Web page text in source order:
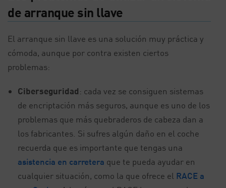
de arranque sin llave
El arranque sin llave es una solución muy práctica y
cómoda, aunque por contra existen ciertos
problemas:
Ciberseguridad: cada vez se consiguen sistemas
de encriptación más seguros, aunque es uno de los
problemas que más quebraderos de cabeza dan a
los fabricantes. Si sufres algún daño en el coche
recuerda que es importante que tengas una
asistencia en carretera que te pueda ayudar en
cualquier situación, como la que ofrece el RACE a